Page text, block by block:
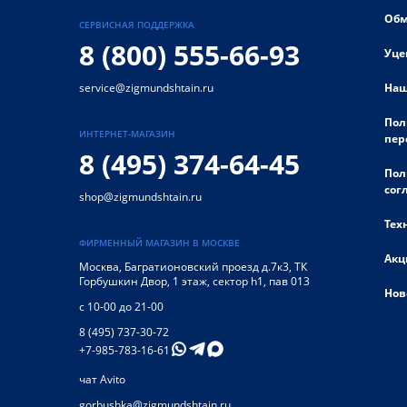
СЕРВИСНАЯ ПОДДЕРЖКА
8 (800) 555-66-93
service@zigmundshtain.ru
ИНТЕРНЕТ-МАГАЗИН
8 (495) 374-64-45
shop@zigmundshtain.ru
ФИРМЕННЫЙ МАГАЗИН В МОСКВЕ
Москва, Багратионовский проезд д.7к3, ТК
Горбушкин Двор, 1 этаж, сектор h1, пав 013
с 10-00 до 21-00
8 (495) 737-30-72
+7-985-783-16-61
чат Avito